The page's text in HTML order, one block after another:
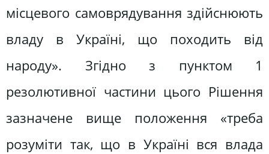
місцевого самоврядування здійснюють
владу в Україні, що походить від
народу». Згідно з пунктом 1
резолютивної частини цього Рішення
зазначене вище положення «треба
розуміти так, що в Україні вся влада